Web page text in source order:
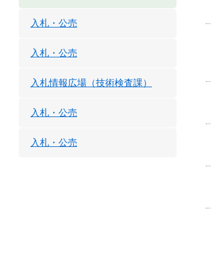
入札・公売
入札・公売
入札情報広場（技術検査課）
入札・公売
入札・公売